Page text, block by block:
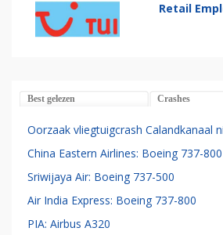
Retail
Best gelezen Crashes
Oorzaak vliegtuigcrash Calandkanaal
China Eastern Airlines: Boeing 737-800
Sriwijaya Air: Boeing 737-500
Air India Express: Boeing 737-800
PIA: Airbus A320